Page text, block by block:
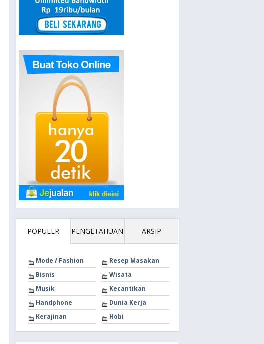
POPULER PENGETAHUAN ARSIP
Mode / Fashion
Resep Masakan
Bisnis
Wisata
Musik
Kecantikan
Handphone
Dunia Kerja
Kerajinan
Hobi